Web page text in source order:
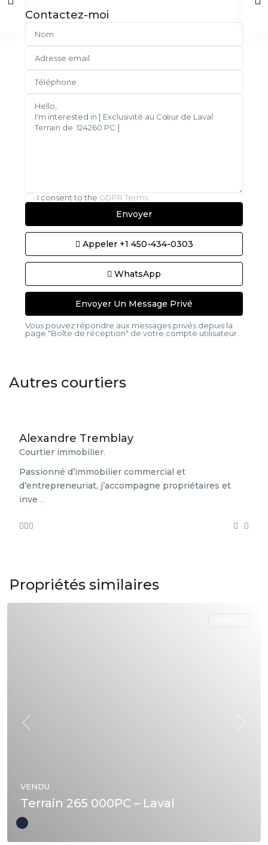
Contactez-moi
I consent to the GDPR Terms
Appeler +1 450-434-0303
WhatsApp
Vous pouvez répondre aux messages privés depuis la
page "Boîte de réception" de votre compte utilisateur.
Autres courtiers
Alexandre Tremblay
Courtier immobilier.
Passionné d’immobilier commercial et
d’entrepreneuriat, j’accompagne propriétaires et
inve ...
Propriétés similaires
Précédent
VENDU
Terrain 265 000PC – Laval